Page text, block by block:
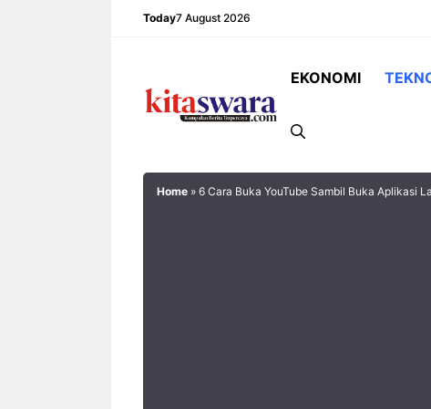
Today7 August 2026
EKONOMI
Home » 6 Cara Buka YouTube Sambil Buka Aplikasi